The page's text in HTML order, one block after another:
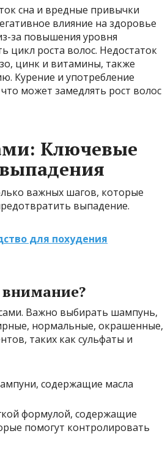
сна и вредные привычки
влияние на здоровье
за повышения уровня
цикл роста волос. Недостаток
цинк и витамины, также
Курение и употребление
может замедлять рост волос
Ключевые
важных шагов, которые
выпадение.
для похудения
Важно выбирать шампунь,
нормальные, окрашенные,
таких как сульфаты и
содержащие масла
формулой, содержащие
помогут контролировать